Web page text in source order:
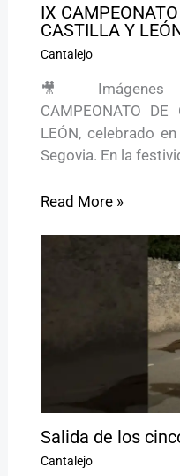
IX
CASTILLA Y
Cantalejo
🎥 Imágenes
CAMPEONATO DE
LEÓN, celebrado
Segovia. En la
Read More »
Salida de los
Cantalejo